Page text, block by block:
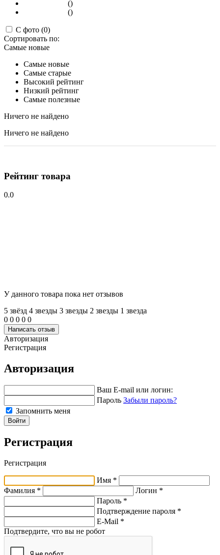
()
()
С фото (0)
Сортировать по:
Самые новые
Самые новые
Самые старые
Высокий рейтинг
Низкий рейтинг
Самые полезные
Ничего не найдено
Ничего не найдено
Рейтинг товара
0.0
У данного товара пока нет отзывов
5 звёзд 4 звeзды 3 звeзды 2 звeзды 1 звeзда
0 0 0 0 0
Написать отзыв
Авторизация
Регистрация
Авторизация
Ваш E-mail или логин:
Пароль Забыли пароль?
Запомнить меня
Войти
Регистрация
Регистрация
Имя *
Фамилия *
Логин *
Пароль *
Подтверждение пароля *
E-Mail *
Подтвердите, что вы не робот